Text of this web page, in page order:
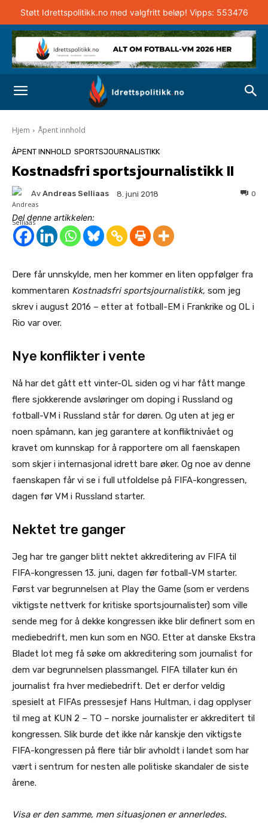
Støtt Idrettspolitikk.no med valgfritt beløp! Vipps: 553476
Hjem Åpent innhold
ÅPENT INNHOLD SPORTSJOURNALISTIKK
Kostnadsfri sportsjournalistikk II
Av Andreas Selliaas 8. juni 2018 0
Del denne artikkelen:
Dere får unnskylde, men her kommer en liten oppfølger fra
kommentaren Kostnadsfri sportsjournalistikk, som jeg
skrev i august 2016 – etter at fotball-EM i Frankrike og OL i
Rio var over.
Nye konflikter i vente
Nå har det gått ett vinter-OL siden og vi har fått mange
flere sjokkerende avsløringer om doping i Russland og
fotball-VM i Russland står for døren. Og uten at jeg er
noen spåmann, kan jeg garantere at konfliktnivået og
kravet om kunnskap for å rapportere om all faenskapen
som skjer i internasjonal idrett bare øker. Og noe av denne
faenskapen får vi se i full utfoldelse på FIFA-kongressen,
dagen før VM i Russland starter.
Nektet tre ganger
Jeg har tre ganger blitt nektet akkreditering av FIFA til
FIFA-kongressen 13. juni, dagen før fotball-VM starter.
Først var begrunnelsen at Play the Game (som er verdens
viktigste nettverk for kritiske sportsjournalister) som ville
sende meg for å dekke kongressen ikke blir definert som en
mediebedrift, men kun som en NGO. Etter at danske Ekstra
Bladet lot meg få søke om akkreditering som journalist for
dem var begrunnelsen plassmangel. FIFA tillater kun én
journalist fra hver mediebedrift. Det er derfor veldig
spesielt at FIFAs pressesjef Hans Hultman, i dag opplyser
til meg at KUN 2 – TO – norske journalister er akkreditert til
kongressen. Slik burde det ikke når kanskje den viktigste
FIFA-kongressen på flere tiår blir avholdt i landet som har
vært i sentrum for nesten alle politiske skandaler de siste
årene.
Visa er den samme, men situasjonen er annerledes.